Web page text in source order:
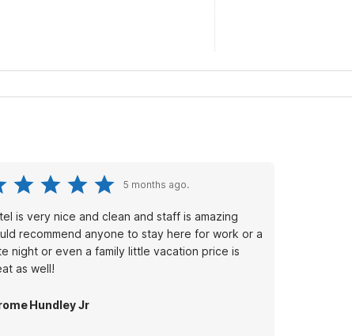
5 months ago.
is very nice and clean and staff is amazing
recommend anyone to stay here for work or a
night or even a family little vacation price is
as well!
Hundley Jr